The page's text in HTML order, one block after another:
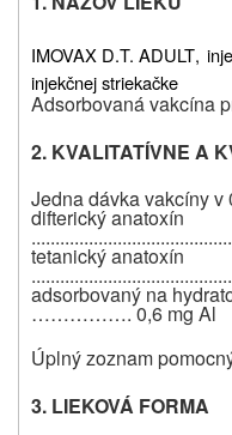
IMOVAX D.T. ADULT,
injekčnej striekačke
Adsorbovaná vakcína
2. KVALITATÍVNE A
Jedna dávka vakcíny v
difterický anatoxín
tetanický anatoxín
adsorbovaný na
……………. 0,6 mg Al
Úplný zoznam
3. LIEKOVÁ FORMA